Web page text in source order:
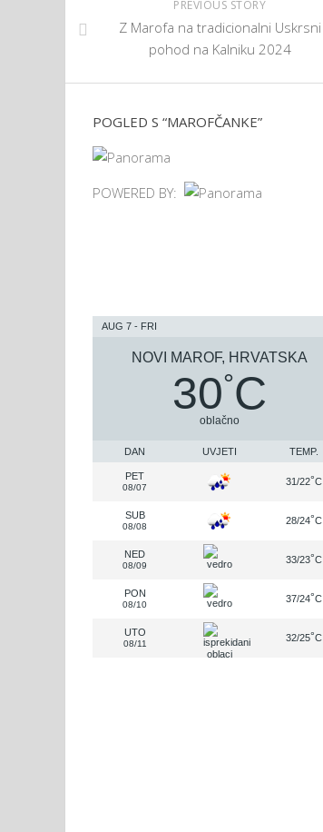
PREVIOUS STORY
Z Marofa na tradicionalni Uskrsni
pohod na Kalniku 2024
POGLED S “MAROFČANKE”
POWERED BY:
AUG 7 - FRI
NOVI MAROF, HRVATSKA
30°C
oblačno
DAN UVJETI TEMP.
PET
08/07
31/22°C
SUB
08/08
28/24°C
NED
08/09
33/23°C
PON
08/10
37/24°C
UTO
08/11
32/25°C